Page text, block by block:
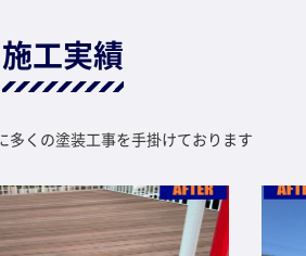
施工実績
多くの塗装工事を手掛けております